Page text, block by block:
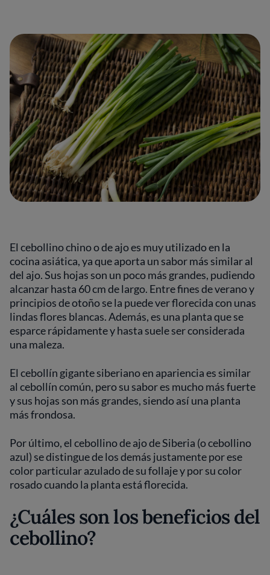
El cebollino chino o de ajo es muy utilizado en la
cocina asiática, ya que aporta un sabor más similar al
del ajo. Sus hojas son un poco más grandes, pudiendo
alcanzar hasta 60 cm de largo. Entre fines de verano y
principios de otoño se la puede ver florecida con unas
lindas flores blancas. Además, es una planta que se
esparce rápidamente y hasta suele ser considerada
una maleza.
El cebollín gigante siberiano en apariencia es similar
al cebollín común, pero su sabor es mucho más fuerte
y sus hojas son más grandes, siendo así una planta
más frondosa.
Por último, el cebollino de ajo de Siberia (o cebollino
azul) se distingue de los demás justamente por ese
color particular azulado de su follaje y por su color
rosado cuando la planta está florecida.
¿Cuáles son los beneficios del
cebollino?